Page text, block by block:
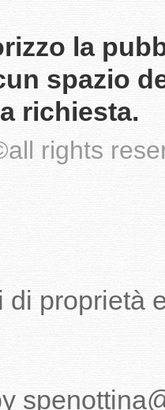
la
spazio
richiesta.
all rights
di proprietà